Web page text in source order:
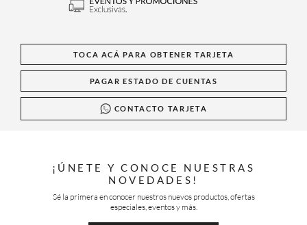
TOCA ACÁ PARA OBTENER TARJETA
PAGAR ESTADO DE CUENTAS
CONTACTO TARJETA
¡ÚNETE Y CONOCE NUESTRAS
NOVEDADES!
Sé la primera en conocer nuestros nuevos productos, ofertas
especiales, eventos y más.